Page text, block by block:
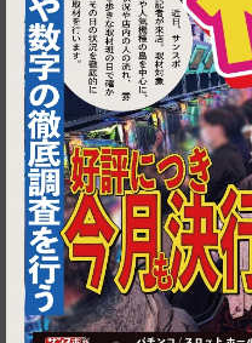
東京都板橋区常盤台4-31-4